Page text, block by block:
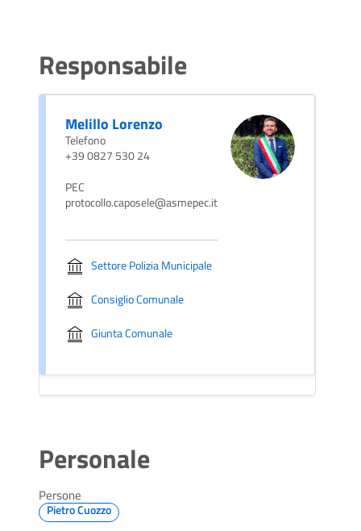
Responsabile
Melillo Lorenzo
Telefono
+39 0827 530 24
PEC
protocollo.caposele@asmepec.it
Settore Polizia Municipale
Consiglio Comunale
Giunta Comunale
Personale
Persone
Pietro Cuozzo